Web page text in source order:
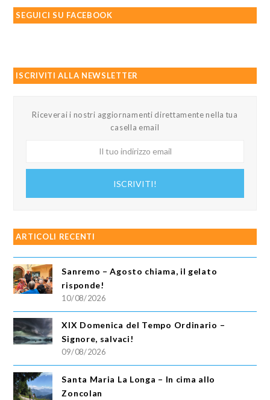
SEGUICI SU FACEBOOK
ISCRIVITI ALLA NEWSLETTER
Riceverai i nostri aggiornamenti direttamente nella tua
casella email
ISCRIVITI!
ARTICOLI RECENTI
Sanremo – Agosto chiama, il gelato
risponde!
10/08/2026
XIX Domenica del Tempo Ordinario –
Signore, salvaci!
09/08/2026
Santa Maria La Longa – In cima allo
Zoncolan